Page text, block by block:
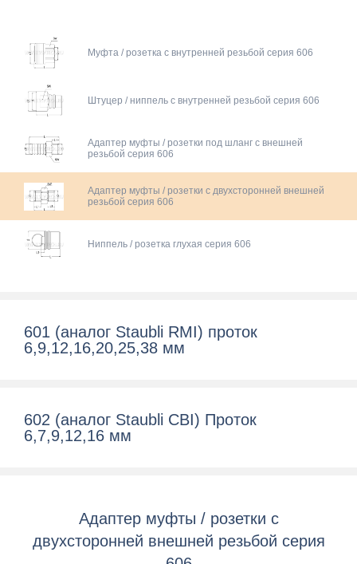
Муфта / розетка с внутренней резьбой серия 606
Штуцер / ниппель с внутренней резьбой серия 606
Адаптер муфты / розетки под шланг с внешней
резьбой серия 606
Адаптер муфты / розетки c двухсторонней внешней
резьбой серия 606
Ниппель / розетка глухая серия 606
601 (аналог Staubli RMI) проток
6,9,12,16,20,25,38 мм
602 (аналог Staubli CBI) Проток
6,7,9,12,16 мм
Адаптер муфты / розетки c
двухсторонней внешней резьбой серия